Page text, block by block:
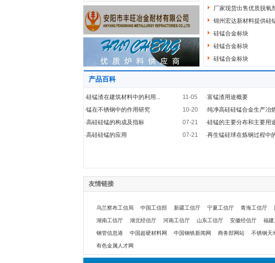
厂家现货出售优质脱氧
锦州宏达新材料提供硅
硅锰合金标块
硅锰合金标块
硅锰合金标块
产品百科
·硅锰渣在建筑材料中的利用...
11-05
·锰在不锈钢中的作用研究
10-20
·高硅硅锰的构成及指标
07-21
·高硅硅锰的应用 07-21
·富锰渣用途概要
·纯净高硅硅锰合金生产冶
·硅锰的主要分布和主要用
·再生锰硅球在炼钢过程中
友情链接
乌兰察布工信局 中国工信部 新疆工信厅 宁夏工信厅 青海工信厅
湖南工信厅 湖北经信厅 河南工信厅 山东工信厅 安徽经信厅 福建
钢管信息港 中国超硬材料网 中国钢铁新闻网 商务部网站 不锈钢天
有色金属人才网